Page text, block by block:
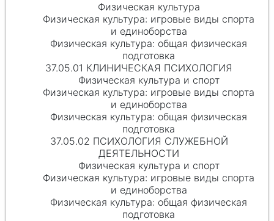
Физическая культура
Физическая культура: игровые виды спорта
и единоборства
Физическая культура: общая физическая
подготовка
37.05.01 КЛИНИЧЕСКАЯ ПСИХОЛОГИЯ
Физическая культура и спорт
Физическая культура: игровые виды спорта
и единоборства
Физическая культура: общая физическая
подготовка
37.05.02 ПСИХОЛОГИЯ СЛУЖЕБНОЙ
ДЕЯТЕЛЬНОСТИ
Физическая культура и спорт
Физическая культура: игровые виды спорта
и единоборства
Физическая культура: общая физическая
подготовка